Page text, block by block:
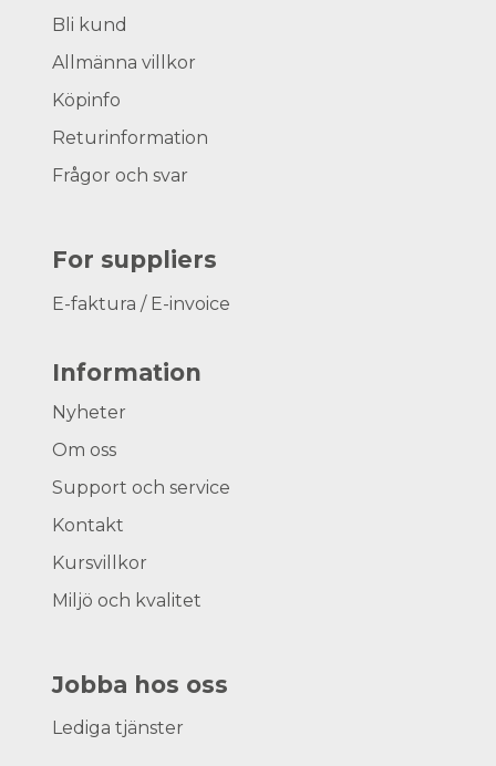
Bli kund
Allmänna villkor
Köpinfo
Returinformation
Frågor och svar
For suppliers
E-faktura / E-invoice
Information
Nyheter
Om oss
Support och service
Kontakt
Kursvillkor
Miljö och kvalitet
Jobba hos oss
Lediga tjänster